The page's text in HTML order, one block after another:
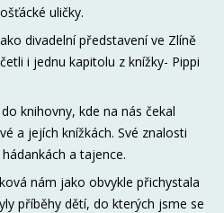
uličky.
divadelní představení ve Zlíně
i jednu kapitolu z knížky- Pippi
knihovny, kde na nás čekal
a jejích knížkách. Své znalosti
a tajence.
nám jako obvykle přichystala
příběhy dětí, do kterých jsme se